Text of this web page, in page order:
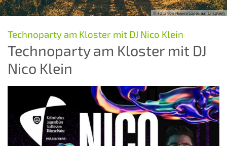
© Foto von Helena Lopes auf Unsplash
Technoparty am Kloster mit DJ Nico Klein
Technoparty am Kloster mit DJ
Nico Klein